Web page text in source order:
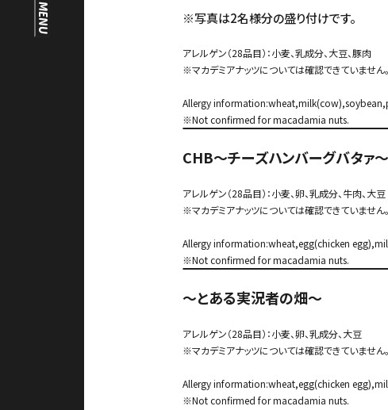
MENU
ARCHIVE
中文（繁）
한국
日本語
※写真は2名様分の盛り付けです。
アレルゲン（28品目）：小麦、乳成分、大豆、豚肉
※マカデミアナッツについては確認できていません。
Allergy
※Not confirmed for macadamia nuts.
CHB～チーズハンバーグバタァ～
アレルゲン（28品目）：小麦、卵、乳成分、牛肉、大豆
※マカデミアナッツについては確認できていません。
Allergy information:wheat,egg(chicken
※Not confirmed for macadamia nuts.
～とある実況者の畑～
アレルゲン（28品目）：小麦、卵、乳成分、大豆
※マカデミアナッツについては確認できていません。
Allergy information:wheat,egg(chicken
※Not confirmed for macadamia nuts.